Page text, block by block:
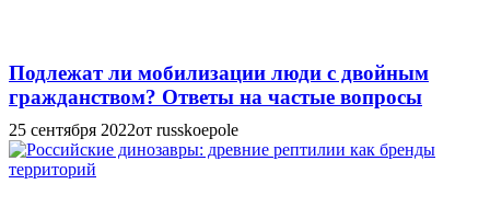
Подлежат ли мобилизации люди с двойным
гражданством? Ответы на частые вопросы
25 сентября 2022от russkoepole